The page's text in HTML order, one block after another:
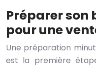
Préparer son
pour une
Une préparation
est la première